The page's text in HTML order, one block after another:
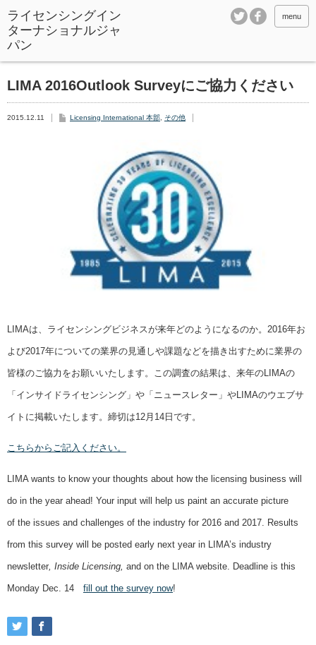
ライセンシングイン
ターナショナルジャ
パン
menu
LIMA 2016Outlook Surveyにご協力ください
2015.12.11 Licensing International 本部 その他
LIMAは、ライセンシングビジネスが来年どのようになるのか。2016年お
よび2017年についての業界の見通しや課題などを描き出すために業界の
皆様のご協力をお願いいたします。この調査の結果は、来年のLIMAの
「インサイドライセンシング」や「ニュースレター」やLIMAのウエブサ
イトに掲載いたします。締切は12月14日です。
こちらからご記入ください。
LIMA wants to know your thoughts about how the licensing business will
do in the year ahead! Your input will help us paint an accurate picture
of the issues and challenges of the industry for 2016 and 2017. Results
from this survey will be posted early next year in LIMA’s industry
newsletter, Inside Licensing, and on the LIMA website. Deadline is this
Monday Dec. 14 fill out the survey now!